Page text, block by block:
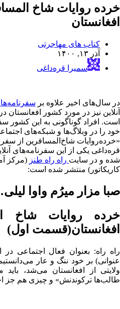
خرده روایات شاخ
افغانستان
کتاب های مهاجرتی
آذر ۱۳, ۱۴۰۰
سمیرا قره‌داغی
در سال‌های اخیر علاوه بر
آنلاین نیز در مورد کشور
است. افراد گوناگونی به این
خود را در وبلاگ‌ها و شبکه‌های
«خرده‌روایات شاخ‌المسافرین از سفر
قره‌داغی یکی از این سفرنامه‌های
شده و در سایت راه راه طنز (مرکز
کاریکاتور) منتشر شده است:
صبا مزار میرُم واوا
خرده روایات شاخ
افغانستان(قسمت اول)
راه راه: بعنوان فعال اجتماعی
عنوانی) بر خود ننگ و عار
ولایتی از افغانستان می‌شد، باید
طالب‌ها ترکوندنش» و چیزی هم جز